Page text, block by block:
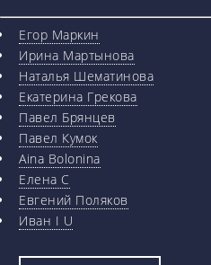
Егор Маркин
Ирина Мартынова
Наталья Шематинова
Екатерина Грекова
Павел Брянцев
Павел Кумок
Aina Bolonina
Елена С
Евгений Поляков
Иван I U